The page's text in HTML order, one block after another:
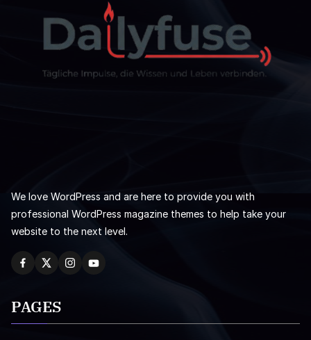
We love WordPress and are here to provide you with
professional WordPress magazine themes to help take your
website to the next level.
PAGES